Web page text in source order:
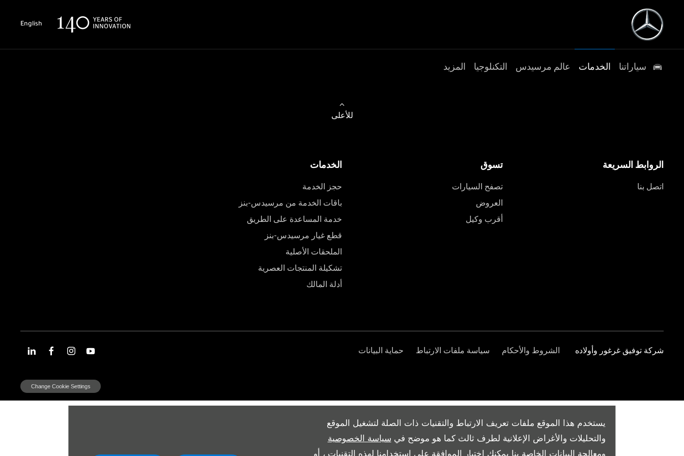
يستخدم هذا الموقع ملفات تعريف الارتباط والتقنيات ذات الصلة لتشغيل الموقع
والتحليلات والأغراض الإعلانية لطرف ثالث كما هو موضح في سياسة الخصوصية
ومعالجة البيانات الخاصة بنا يمكنك اختيار الموافقة على استخدامنا لهذه التقنيات ، أو
English
سياراتنا الخدمات عالم مرسيدس التكنلوجيا المزيد
للأعلى
الروابط السريعة
اتصل بنا
تسوق
تصفح السيارات
العروض
أقرب وكيل
الخدمات
حجز الخدمة
باقات الخدمة من مرسيدس-بنز
خدمة المساعدة على الطريق
قطع غيار مرسيدس-بنز
الملحقات الأصلية
تشكيلة المنتجات العصرية
أدلة المالك
شركة توفيق غرغور وأولاده الشروط والأحكام سياسة ملفات الارتباط حماية البيانات